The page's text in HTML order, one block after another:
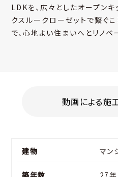
LDKを、広々としたオープン
クスルークローゼットで繋ぐこ
で、心地よい住まいへとリノベ
動画による施
建物 マン